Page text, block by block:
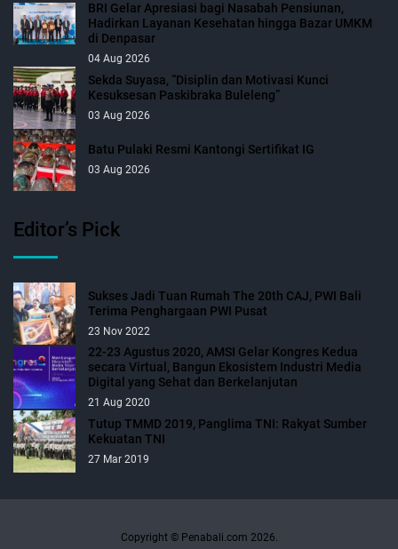
BRI Gelar Apresiasi bagi Nasabah Pensiunan,
Hadirkan Layanan Kesehatan hingga Bazar UMKM
di Denpasar
04 Aug 2026
Sekda Suyasa, “Disiplin dan Motivasi Kunci
Kesuksesan Paskibraka Buleleng”
03 Aug 2026
Batu Pulaki Resmi Kantongi Sertifikat IG
03 Aug 2026
Editor’s Pick
Sukses Jadi Tuan Rumah The 20th CAJ, PWI Bali
Terima Penghargaan PWI Pusat
23 Nov 2022
22-23 Agustus 2020, AMSI Gelar Kongres Kedua
secara Virtual, Bangun Ekosistem Industri Media
Digital yang Sehat dan Berkelanjutan
21 Aug 2020
Tutup TMMD 2019, Panglima TNI: Rakyat Sumber
Kekuatan TNI
27 Mar 2019
Copyright © Penabali.com 2026.